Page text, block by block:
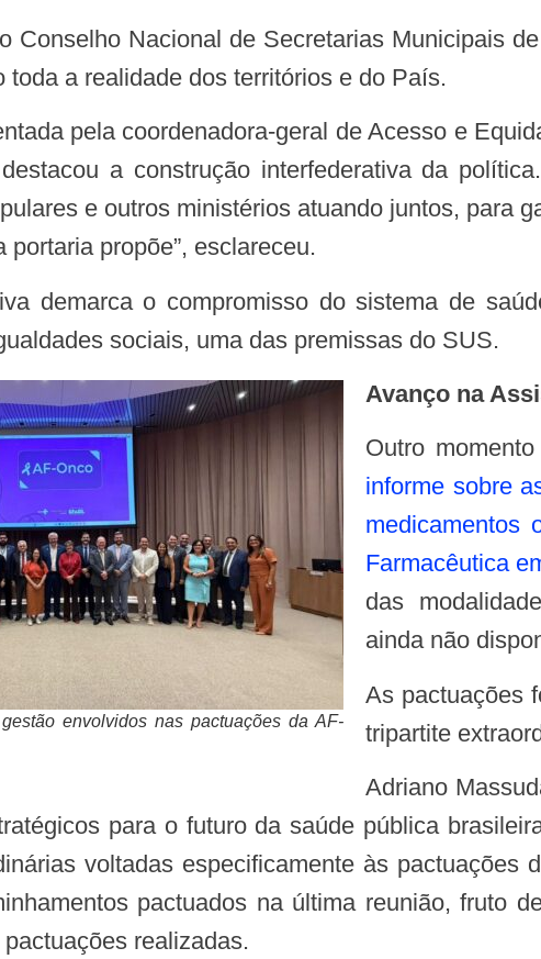
toda a realidade dos territórios e do País.
a construção interfederativa da
e outros ministérios atuando juntos, para
propõe”, esclareceu.
sociais, uma das premissas do SUS.
envolvidos nas pactuações da AF-
Avanço na
Outro
informe sobre
medicamentos
Farmacêutica
das
ainda não
As pactuações foram realizadas na semana passada, em uma reunião
tripartite
Adriano Massuda destacou que os temas debatidos no âmbito do SUS
para o futuro da saúde pública
voltadas especificamente às pactuações
pactuados na última reunião, fruto
realizadas.